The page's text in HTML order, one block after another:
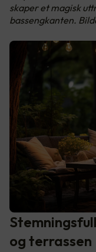
skaper et magisk
bassengkanten.
og terrassen